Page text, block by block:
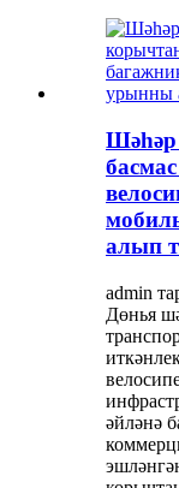
Шәһәр
алып
admin
Дөнья
әйләнә